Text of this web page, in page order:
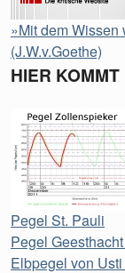
»Mit dem
(J.W.v.Goethe)
HIER
Pegel St. Pauli
Pegel
Elbpegel von